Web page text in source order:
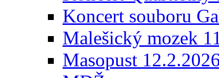
Koncert souboru
Malešický mozek
Masopust